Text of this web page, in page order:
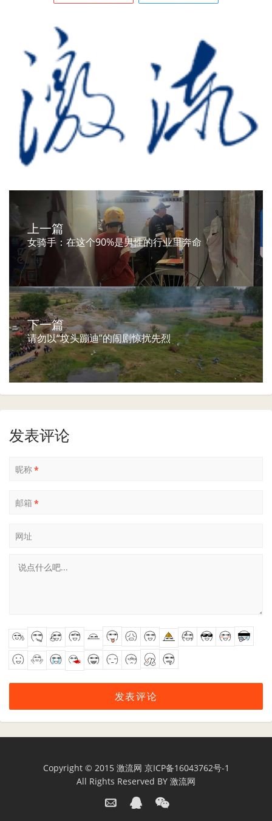
上一篇
女骑手：在这个90%是男性的行业里奔命
下一篇
请勿以“坟头蹦迪”的闹剧惊扰先烈
发表评论
昵称*
邮箱 *
网址
Copyright © 2015 激流网 京ICP备16043762号-1
All Rights Reserved BY 激流网